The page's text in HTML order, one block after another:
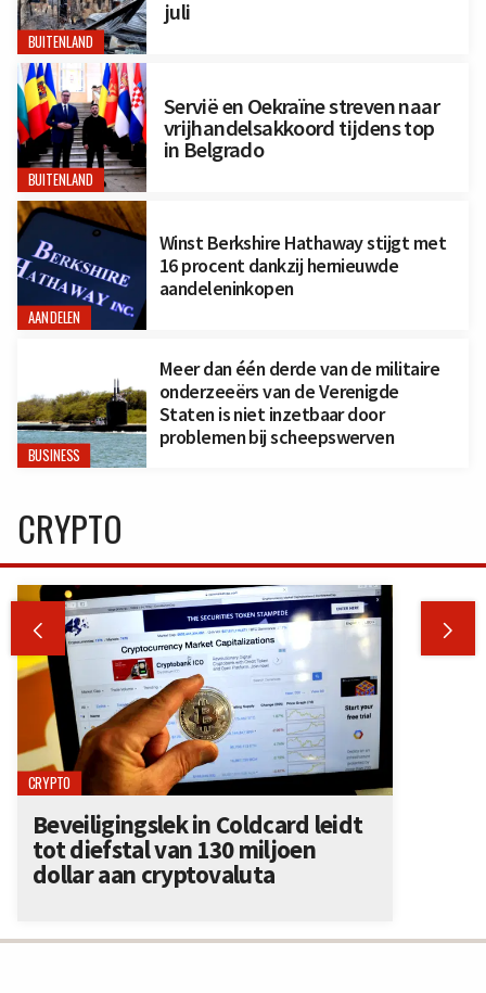
BUITENLAND
juli
BUITENLAND
Servië en Oekraïne streven naar
vrijhandelsakkoord tijdens top
in Belgrado
AANDELEN
Winst Berkshire Hathaway stijgt met
16 procent dankzij hernieuwde
aandeleninkopen
BUSINESS
Meer dan één derde van de militaire
onderzeeërs van de Verenigde
Staten is niet inzetbaar door
problemen bij scheepswerven
CRYPTO
 
CRYPTO
Beveiligingslek in Coldcard leidt
tot diefstal van 130 miljoen
dollar aan cryptovaluta